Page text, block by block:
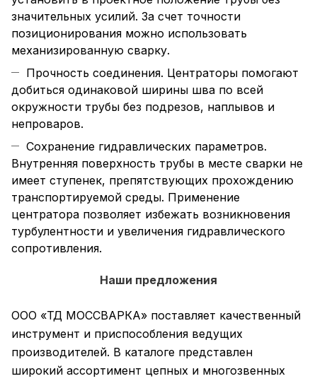
значительных усилий. За счет точности
позиционирования можно использовать
механизированную сварку.
Прочность соединения. Центраторы помогают
добиться одинаковой ширины шва по всей
окружности трубы без подрезов, наплывов и
непроваров.
Сохранение гидравлических параметров.
Внутренняя поверхность трубы в месте сварки не
имеет ступенек, препятствующих прохождению
транспортируемой среды. Применение
центратора позволяет избежать возникновения
турбулентности и увеличения гидравлического
сопротивления.
Наши предложения
ООО «ТД МОССВАРКА» поставляет качественный
инструмент и приспособления ведущих
производителей. В каталоге представлен
широкий ассортимент цепных и многозвенных